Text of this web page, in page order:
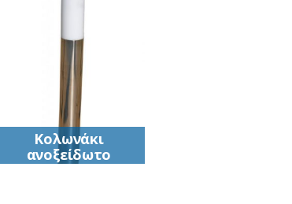
Κολωνάκι
ανοξείδωτο
(ΙΝΟΧ)